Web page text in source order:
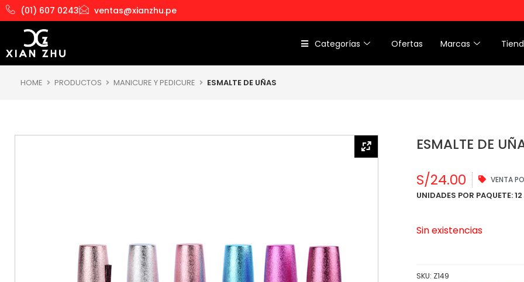
al
contenido
(01) 607 0243 ventas@xianzhu.pe
Categorías Ofertas Marcas
HOME PRODUCTOS MANICURE Y PEDICURE ESMALTE DE UÑAS
ESMALTE DE
S/24.00 VENTA
UNIDADES POR PAQUETE: 12
Sin existencias
SKU: Z149